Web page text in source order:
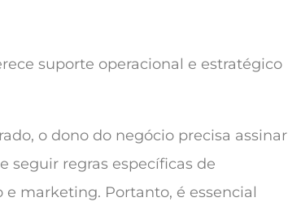
suporte operacional e estratégico
o dono do negócio precisa assinar
seguir regras específicas de
e marketing. Portanto, é essencial